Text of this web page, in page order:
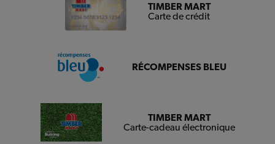
TIMBER MART
Carte de crédit
RÉCOMPENSES BLEU
TIMBER MART
Carte-cadeau électronique